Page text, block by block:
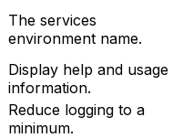
The services
environment name.
Display help and usage
information.
Reduce logging to a
minimum.